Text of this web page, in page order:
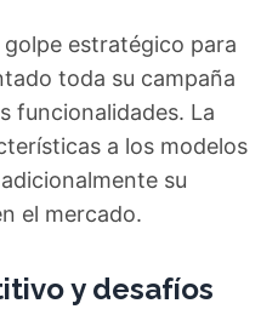
estratégico para
toda su campaña
funcionalidades. La
a los modelos
su
el mercado.
y desafíos